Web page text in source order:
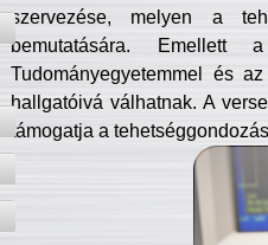
szervezése, melyen a
bemutatására. Emellett
Tudományegyetemmel és
hallgatóivá válhatnak. A
támogatja a